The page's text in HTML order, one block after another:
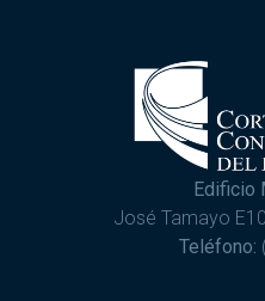
Edificio
José Tamayo
Teléfono: